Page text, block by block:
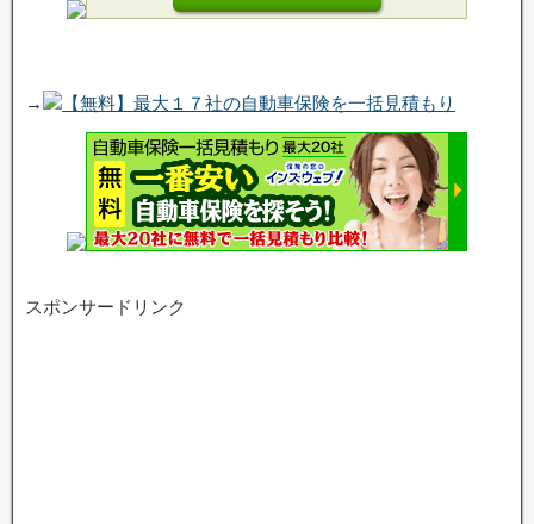
→ 【無料】最大１７社の自動車保険を一括見積もり
スポンサードリンク